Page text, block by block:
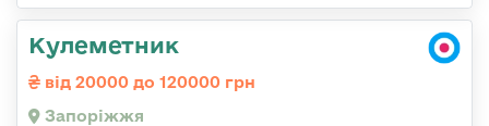
Кулеметник
від 20000 до 120000 грн
Запоріжжя